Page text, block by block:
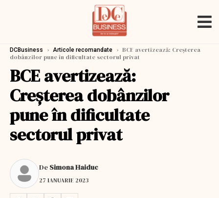
DCBusiness › Articole recomandate › BCE avertizează: Creșterea
dobânzilor pune în dificultate sectorul privat
BCE avertizează:
Creșterea dobânzilor
pune în dificultate
sectorul privat
De Simona Haiduc
27 IANUARIE 2023